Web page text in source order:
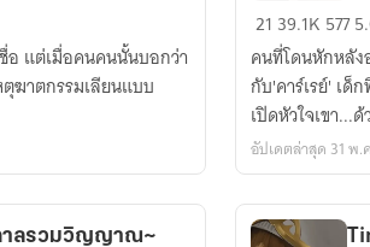
อ แต่เมื่อคนคนนั้นบอกว่า
ฆาตกรรมเลียนแบบ
The
Murderer-
แฟน
ผม
เป็น
(Yaoi)
21 39.1K 577
คนที่โดนหักหลัง
กับ'คาร์เรย์' เด็
เปิดหัวใจเขา...
อัปเดตล่าสุด 31 พ.
าลรวมวิญญาณ~